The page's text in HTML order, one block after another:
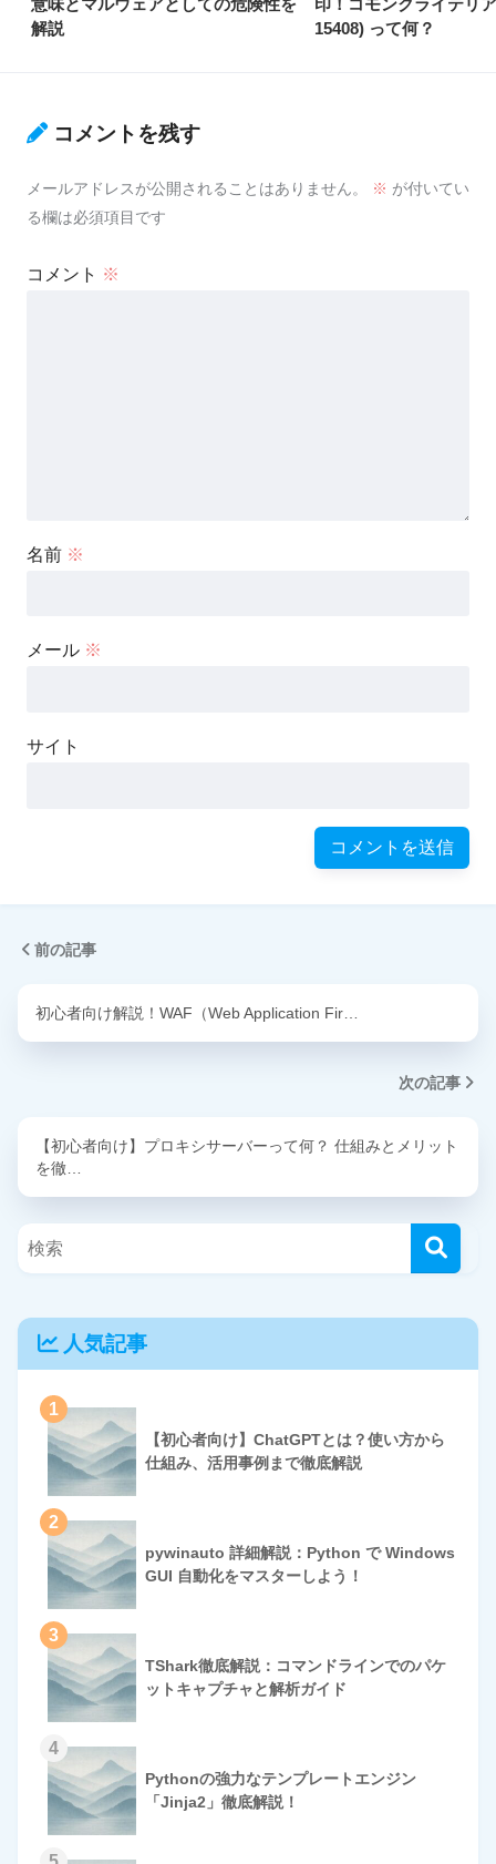
意味とマルウェアとしての危険性を
解説
印！コモンクライテリ
15408) って何？
コメントを残す
メールアドレスが公開されることはありません。 ※ が付いてい
る欄は必須項目です
コメント ※
名前 ※
メール ※
サイト
前の記事
初心者向け解説！WAF（Web Application Fir…
次の記事
【初心者向け】プロキシサーバーって何？ 仕組みとメリット
を徹…
人気記事
1
【初心者向け】ChatGPTとは？使い方から
仕組み、活用事例まで徹底解説
2
pywinauto 詳細解説：Python で Windows
GUI 自動化をマスターしよう！
3
TShark徹底解説：コマンドラインでのパケ
ットキャプチャと解析ガイド
4
Pythonの強力なテンプレートエンジン
「Jinja2」徹底解説！